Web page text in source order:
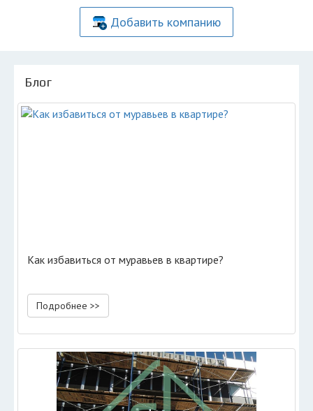
Добавить компанию
Блог
Как избавиться от муравьев в квартире?
Подробнее >>